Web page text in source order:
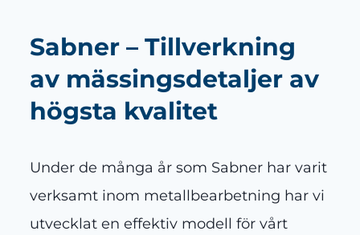
Sabner – Tillverkning
av mässingsdetaljer av
högsta kvalitet
Under de många år som Sabner har varit
verksamt inom metallbearbetning har vi
utvecklat en effektiv modell för vårt